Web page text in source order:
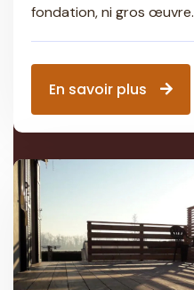
fondation, ni gros œuvre.
En savoir plus